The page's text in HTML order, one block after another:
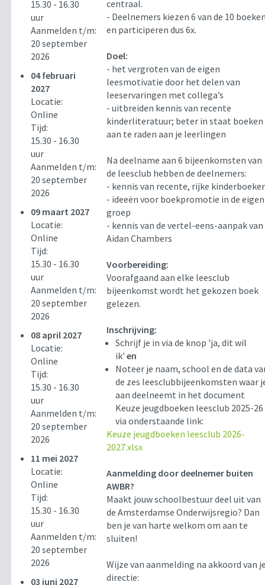
15.30 - 16.30
uur
Aanmelden t/m:
20 september
2026
04 februari
2027
Locatie:
Online
Tijd:
15.30 - 16.30
uur
Aanmelden t/m:
20 september
2026
09 maart 2027
Locatie:
Online
Tijd:
15.30 - 16.30
uur
Aanmelden t/m:
20 september
2026
08 april 2027
Locatie:
Online
Tijd:
15.30 - 16.30
uur
Aanmelden t/m:
20 september
2026
11 mei 2027
Locatie:
Online
Tijd:
15.30 - 16.30
uur
Aanmelden t/m:
20 september
2026
03 juni 2027
centraal.
- Deelnemers kiezen 6 van de 10
en participeren dus 6x.
Doel:
- het vergroten van de eigen
leesmotivatie door het delen van
leeservaringen met collega’s
- uitbreiden kennis van recente
kinderliteratuur; beter in staat boeken
aan te raden aan je leerlingen
Na deelname aan 6 bijeenkomsten van
de leesclub hebben de deelnemers:
- kennis van recente, rijke
- ideeën voor boekpromotie in de eigen
groep
- kennis van de vertel-eens-aanpak van
Aidan Chambers
Voorbereiding:
Voorafgaand aan elke leesclub
bijeenkomst wordt het gekozen boek
gelezen.
Inschrijving:
Schrijf je in via de knop 'ja, dit wil
ik'en
Noteer je naam, school en de data
de zes leesclubbijeenkomsten waar
aan deelneemt in het document
Keuze jeugdboeken leesclub 2025-26
via onderstaande link:
Keuze jeugdboeken leesclub 2026-
2027.xlsx
Aanmelding door deelnemer buiten
AWBR?
Maakt jouw schoolbestuur deel uit van
de Amsterdamse Onderwijsregio? Dan
ben je van harte welkom om aan te
sluiten!
Wijze van aanmelding na akkoord van
directie: